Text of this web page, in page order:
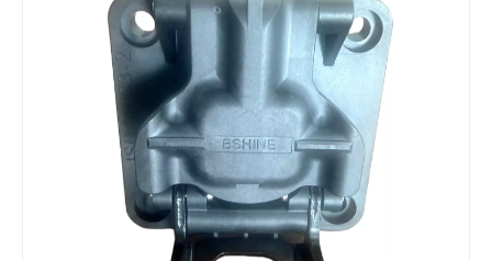
El arnés de cables original impermeable de los conectores para el OEM de la fábrica de máquinas agrícolas suministra directamente